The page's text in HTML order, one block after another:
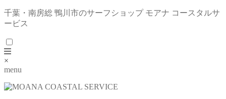
千葉・南房総 鴨川市のサーフショップ モアナ コースタルサ
ービス
×
menu